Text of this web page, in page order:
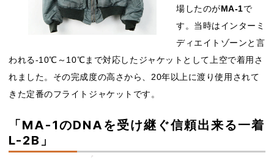
場したのがMA-1で
す。当時はインターミ
ディエイトゾーンと言
われる-10℃～10℃まで対応したジャケットとして上空で着用さ
れました。その完成度の高さから、20年以上に渡り使用されて
きた定番のフライトジャケットです。
「MA-1のDNAを受け継ぐ信頼出来る一着
L-2B」